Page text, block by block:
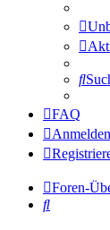
FAQ
Anmelden
Foren-
Suche